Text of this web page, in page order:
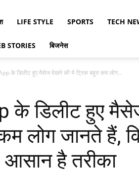
LIFE STYLE SPORTS TECH
STORIES बिजनेस
के डिलीट हुए मैसेज देखने की ये ट्रिक बहुत कम लोग...
के डिलीट हुए
लोग जानते हैं,
है तरीका